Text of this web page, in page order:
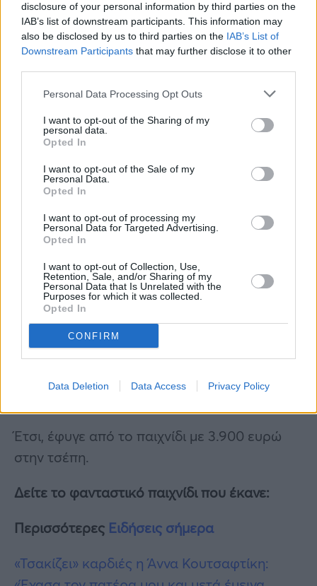
disclosure of your personal information by third parties on the
IAB’s list of downstream participants. This information may
also be disclosed by us to third parties on the IAB’s List of
Downstream Participants that may further disclose it to other
Personal Data Processing Opt Outs
I want to opt-out of the Sharing of my
personal data.
Opted In
I want to opt-out of the Sale of my
Personal Data.
Opted In
I want to opt-out of processing my
Personal Data for Targeted Advertising.
Opted In
I want to opt-out of Collection, Use,
Retention, Sale, and/or Sharing of my
Personal Data that Is Unrelated with the
Purposes for which it was collected.
Opted In
CONFIRM
Data Deletion Data Access Privacy Policy
Ο Γιώργος βρήκε πολλά από τα γράμματα
του μικρού γρίφου και τον έλυσε σε μόλις 3
Έτσι, έφυγε από το παιχνίδι με 3.900 ευρώ
στην τσέπη.
Δείτε το φανταστικό παιχνίδι που έκανε:
Περισσότερες Ειδήσεις σήμερα
«Τσακίζει» καρδιές η Άννα Κουτσαφτίκη: